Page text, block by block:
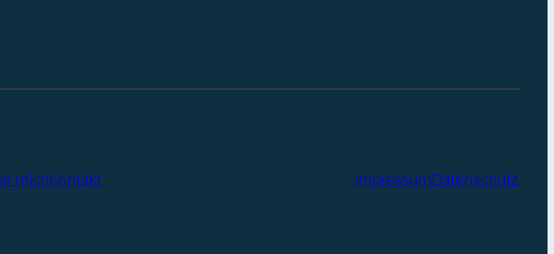
michKontakt ImpressumDatenschutz